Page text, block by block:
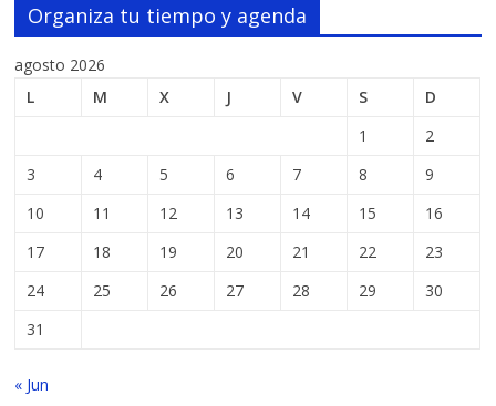
Organiza tu tiempo y agenda
agosto 2026
L
M X J V S
D
1
2
3
4 5 6 7 8
9
10
11 12 13 14 15
16
17
18 19 20 21 22
23
24
25 26 27 28 29
30
31
« Jun